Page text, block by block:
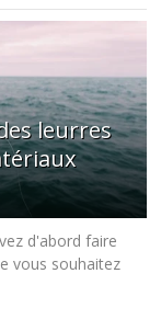
leurres
d'abord faire
vous souhaitez